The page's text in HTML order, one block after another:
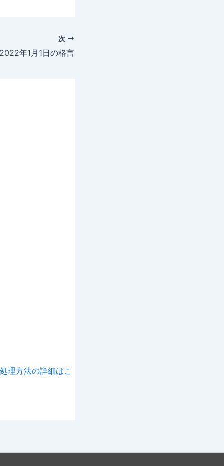
次
2022年1月1日の格言
理方法の詳細はこ